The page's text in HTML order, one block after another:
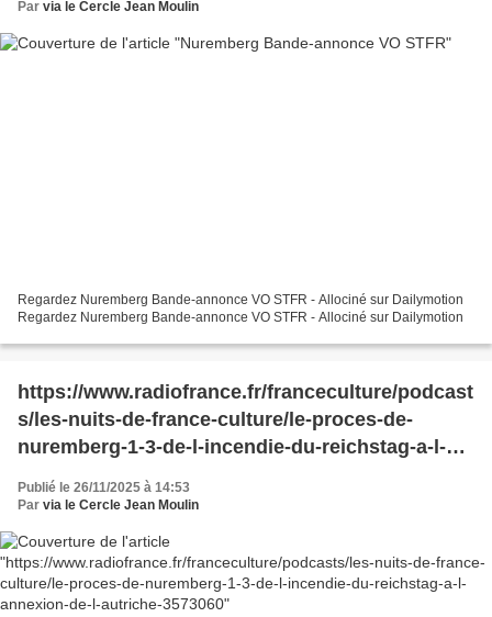
Par via le Cercle Jean Moulin
Regardez Nuremberg Bande-annonce VO STFR - Allociné sur Dailymotion
Regardez Nuremberg Bande-annonce VO STFR - Allociné sur Dailymotion
https://www.radiofrance.fr/franceculture/podcast
s/les-nuits-de-france-culture/le-proces-de-
nuremberg-1-3-de-l-incendie-du-reichstag-a-l-
annexion-de-l-autriche-3573060
Publié le 26/11/2025 à 14:53
Par via le Cercle Jean Moulin